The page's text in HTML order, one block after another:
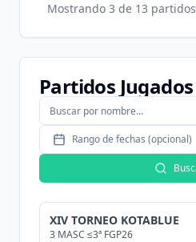
Mostrando 3 de 13 partidos
Partidos Jugados
Rango de fechas (opcional)
XIV TORNEO KOTABLUE
3 MASC ≤3ª FGP26